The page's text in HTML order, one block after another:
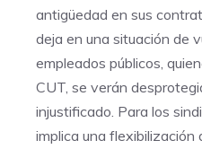
antigüedad en sus
deja en una situación de
empleados públicos,
CUT, se verán
injustificado. Para los
implica una flexibilización